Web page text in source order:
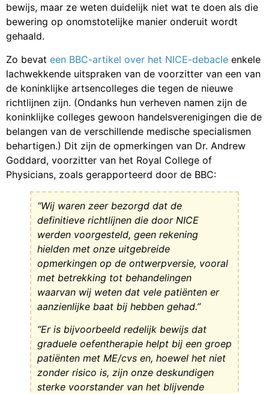
bewijs, maar ze weten duidelijk niet wat te doen als die
bewering op onomstotelijke manier onderuit wordt
gehaald.
Zo bevat een BBC-artikel over het NICE-debacle enkele
lachwekkende uitspraken van de voorzitter van een van
de koninklijke artsencolleges die tegen de nieuwe
richtlijnen zijn. (Ondanks hun verheven namen zijn de
koninklijke colleges gewoon handelsverenigingen die de
belangen van de verschillende medische specialismen
behartigen.) Dit zijn de opmerkingen van Dr. Andrew
Goddard, voorzitter van het Royal College of
Physicians, zoals gerapporteerd door de BBC:
“Wij waren zeer bezorgd dat de
definitieve richtlijnen die door NICE
werden voorgesteld, geen rekening
hielden met onze uitgebreide
opmerkingen op de ontwerpversie, vooral
met betrekking tot behandelingen
waarvan wij weten dat vele patiënten er
aanzienlijke baat bij hebben gehad.”
“Er is bijvoorbeeld redelijk bewijs dat
graduele oefentherapie helpt bij een groep
patiënten met ME/cvs en, hoewel het niet
zonder risico is, zijn onze deskundigen
sterke voorstander van het blijvende